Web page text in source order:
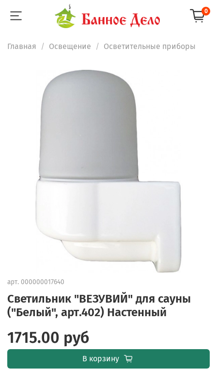
0
Главная Освещение Осветительные приборы
арт. 000000017640
Светильник "ВЕЗУВИЙ" для сауны
("Белый", арт.402) Настенный
1715.00 руб
В корзину